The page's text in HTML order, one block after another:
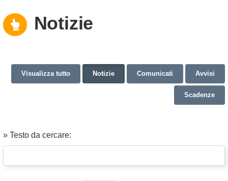
Notizie
Visualizza tutto Notizie Comunicati Avvisi
Scadenze
» Testo da cercare: